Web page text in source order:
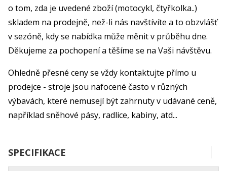
o tom, zda je uvedené zboží (motocykl, čtyřkolka..)
skladem na prodejně, než-li nás navštívíte a to obzvlášť
v sezóně, kdy se nabídka může měnit v průběhu dne.
Děkujeme za pochopení a těšíme se na Vaši návštěvu.
Ohledně přesné ceny se vždy kontaktujte přímo u
prodejce - stroje jsou nafocené často v různých
výbavách, které nemusejí být zahrnuty v udávané ceně,
například sněhové pásy, radlice, kabiny, atd...
SPECIFIKACE